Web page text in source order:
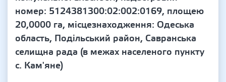
номер: 5124381300:02:002:0169, площею
20,0000 га, місцезнаходження: Одеська
область, Подільський район, Савранська
селищна рада (в межах населеного пункту
с. Кам'яне)